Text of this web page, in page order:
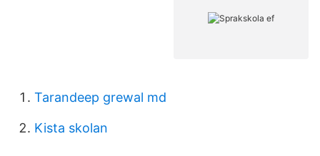
Tarandeep grewal md
Kista skolan